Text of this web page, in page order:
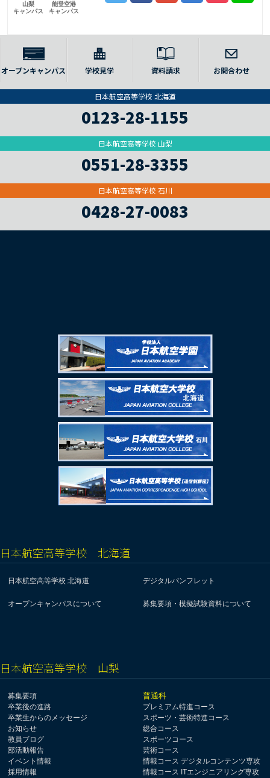
山梨
キャンパス
能登空港
キャンパス
オープンキャンパス 学校見学 資料請求 お問合わせ
日本航空高等学校 北海道
0123-28-1155
日本航空高等学校 山梨
0551-28-3355
日本航空高等学校 石川
0428-27-0083
日本航空高等学校 北海道
日本航空高等学校 北海道 デジタルパンフレット
オープンキャンパスについて 募集要項・模擬試験資料について
日本航空高等学校 山梨
募集要項
卒業後の進路
卒業生からのメッセージ
お知らせ
教員ブログ
部活動報告
イベント情報
採用情報
普通科
プレミアム特進コース
スポーツ・芸術特進コース
総合コース
スポーツコース
芸術コース
情報コース デジタルコンテンツ専攻
情報コース ITエンジニアリング専攻